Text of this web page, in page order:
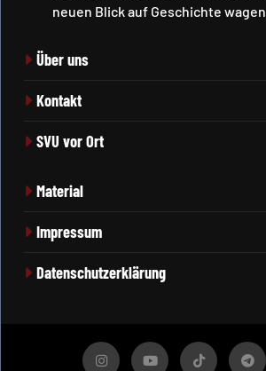
neuen Blick auf Geschichte wagen
Über uns
Kontakt
SVU vor Ort
Material
Impressum
Datenschutzerklärung